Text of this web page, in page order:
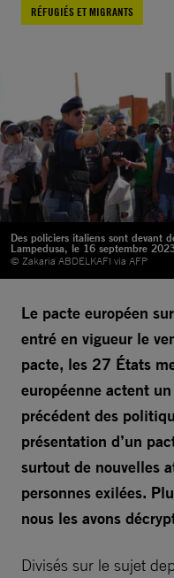
RÉFUGIÉS ET MIGRANTS
Des policiers italiens sont devant
Lampedusa, le 16 septembre
© Zakaria ABDELKAFI via AFP
Le pacte européen
entré en vigueur le
pacte, les 27 États
européenne actent
précédent des
présentation d’un
surtout de nouvelles
personnes exilées.
nous les avons
Divisés sur le sujet